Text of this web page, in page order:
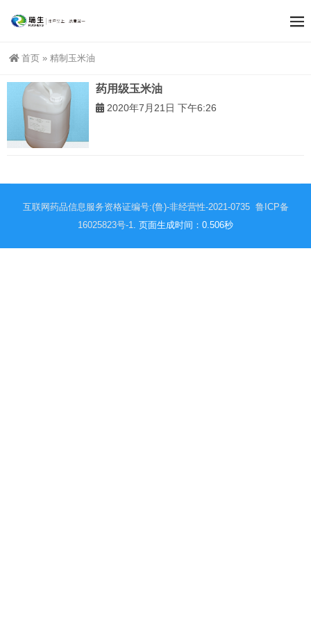
首页 » 精制玉米油
药用级玉米油
2020年7月21日 下午6:26
互联网药品信息服务资格证编号:(鲁)-非经营性-2021-0735 鲁ICP备
16025823号-1. 页面生成时间：0.506秒